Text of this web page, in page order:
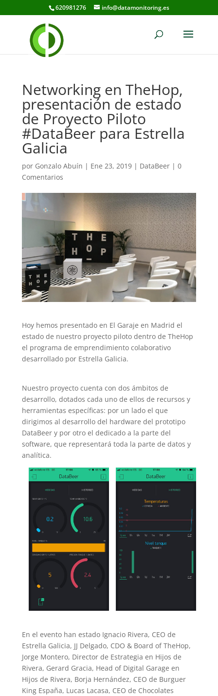
620981276 info@datamonitoring.es
Networking en TheHop,
presentación de estado
de Proyecto Piloto
#DataBeer para Estrella
Galicia
por Gonzalo Abuín | Ene 23, 2019| DataBeer| 0
Comentarios
Hoy hemos presentado en El Garaje en Madrid el
estado de nuestro proyecto piloto dentro de TheHop
el programa de emprendimiento colaborativo
desarrollado por Estrella Galicia.
Nuestro proyecto cuenta con dos ámbitos de
desarrollo, dotados cada uno de ellos de recursos y
herramientas específicas: por un lado el que
dirigimos al desarrollo del hardware del prototipo
DataBeer y por otro el dedicado a la parte del
software, que representará toda la parte de datos y
analítica.
En el evento han estado Ignacio Rivera, CEO de
Estrella Galicia, JJ Delgado, CDO & Board of TheHop,
Jorge Montero, Director de Estrategia en Hijos de
Rivera, Gerard Gracia, Head of Digital Garage en
Hijos de Rivera, Borja Hernández, CEO de Burguer
King España, Lucas Lacasa, CEO de Chocolates